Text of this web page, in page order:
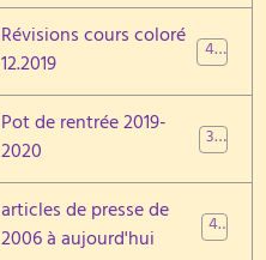
Révisions cours coloré
12.2019
48
Pot de rentrée 2019-
2020
31
articles de presse de
2006 à aujourd'hui
46